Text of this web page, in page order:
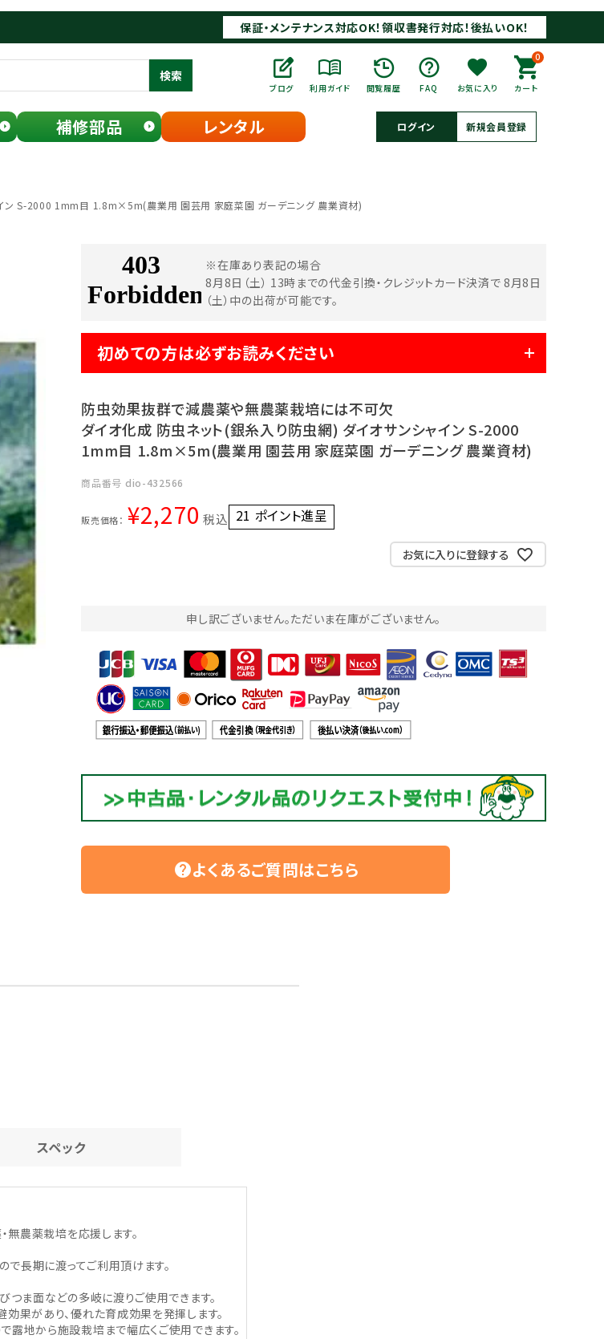
保証・メンテナンス対応OK！領収書発行対応！後払いOK！
検索
ブログ 利用ガイド 閲覧履歴 FAQ お気に入り
0
カート
補修部品 レンタル ログイン 新規会員登録
ン S-2000 1mm目 1.8m×5m(農業用 園芸用 家庭菜園 ガーデニング 農業資材)
※在庫あり表記の場合
8月8日（土） 13時までの代金引換・クレジットカード決済で8月8日
（土）中の出荷が可能です。
初めての方は必ずお読みください
防虫効果抜群で減農薬や無農薬栽培には不可欠
ダイオ化成 防虫ネット(銀糸入り防虫網) ダイオサンシャイン S-2000
1mm目 1.8m×5m(農業用 園芸用 家庭菜園 ガーデニング 農業資材)
商品番号 dio-432566
販売価格： ¥2,270 税込 21 ポイント進呈 ]
お気に入りに登録する
申し訳ございません。ただいま在庫がございません。
helpよくあるご質問はこちら
スペック
無農薬栽培を応援します。
で長期に渡ってご利用頂けます。
ま面などの多岐に渡りご使用できます。
果があり、優れた育成効果を発揮します。
地から施設栽培まで幅広くご使用できます。